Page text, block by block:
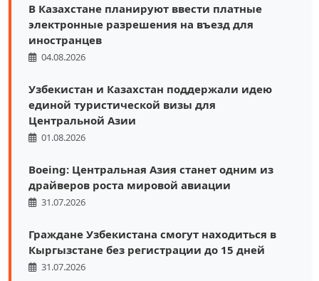
В Казахстане планируют ввести платные
электронные разрешения на въезд для
иностранцев
04.08.2026
Узбекистан и Казахстан поддержали идею
единой туристической визы для
Центральной Азии
01.08.2026
Boeing: Центральная Азия станет одним из
драйверов роста мировой авиации
31.07.2026
Граждане Узбекистана смогут находиться в
Кыргызстане без регистрации до 15 дней
31.07.2026